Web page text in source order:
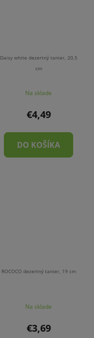
Daisy white dezertný tanier, 20,5
cm
Na sklade
€4,49
DO KOŠÍKA
ROCOCO dezertný tanier, 19 cm
Na sklade
€3,69